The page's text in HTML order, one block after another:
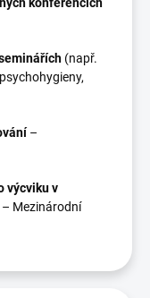
(např.
–
výcviku v
– Mezinárodní